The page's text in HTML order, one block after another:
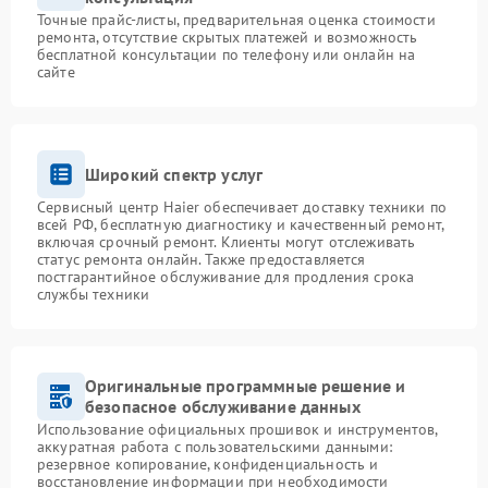
Точные прайс-листы, предварительная оценка стоимости
ремонта, отсутствие скрытых платежей и возможность
бесплатной консультации по телефону или онлайн на
сайте
Широкий спектр услуг
Сервисный центр Haier обеспечивает доставку техники по
всей РФ, бесплатную диагностику и качественный ремонт,
включая срочный ремонт. Клиенты могут отслеживать
статус ремонта онлайн. Также предоставляется
постгарантийное обслуживание для продления срока
службы техники
Оригинальные программные решение и
безопасное обслуживание данных
Использование официальных прошивок и инструментов,
аккуратная работа с пользовательскими данными:
резервное копирование, конфиденциальность и
восстановление информации при необходимости